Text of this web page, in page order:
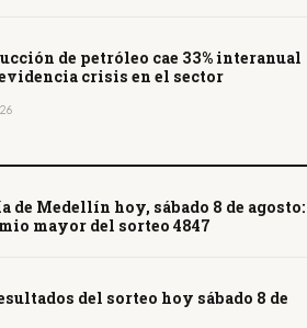
de petróleo cae 33% interanual
crisis en el sector
de Medellín hoy, sábado 8 de agosto:
mayor del sorteo 4847
del sorteo hoy sábado 8 de